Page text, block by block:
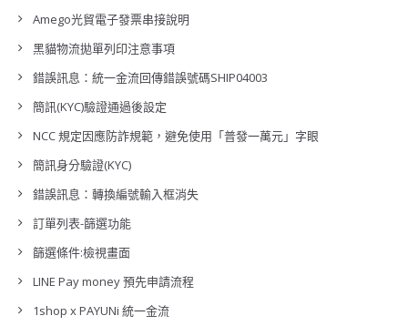
Amego光貿電子發票串接說明
黑貓物流拋單列印注意事項
錯誤訊息：統一金流回傳錯誤號碼SHIP04003
簡訊(KYC)驗證通過後設定
NCC 規定因應防詐規範，避免使用「普發一萬元」字眼
簡訊身分驗證(KYC)
錯誤訊息：轉換編號輸入框消失
訂單列表-篩選功能
篩選條件:檢視畫面
LINE Pay money 預先申請流程
1shop x PAYUNi 統一金流